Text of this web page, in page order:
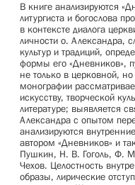
В книге анализируются
литургиста и богослова
в контексте диалога
личности о. Александра,
культур и традиций,
формы его «Дневников»,
не только в церковной,
монографии
искусству, творческой
литературе; выявляется
Александра с опытом
анализируются
автором «Дневников» и
Пушкин, Н. В. Гоголь, Ф.
Чехов. Целостность
образы, лирические